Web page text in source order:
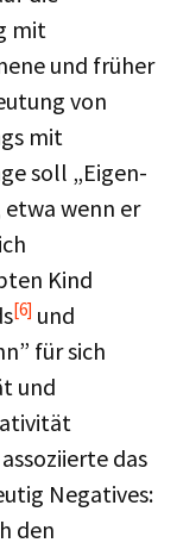
mit
und früher
von
mit
soll „Eigen-
etwa wenn er
Kind
[6] und
für sich
und
das
Negatives:
den